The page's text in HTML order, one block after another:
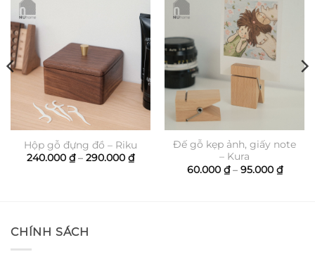
Hộp gỗ đựng đồ – Riku
240.000 ₫ – 290.000 ₫Khoảng
giá:
Đế gỗ kẹp ảnh, giấy note
– Kura
60.000 ₫ – 95.000 ₫
giá:
CHÍNH SÁCH